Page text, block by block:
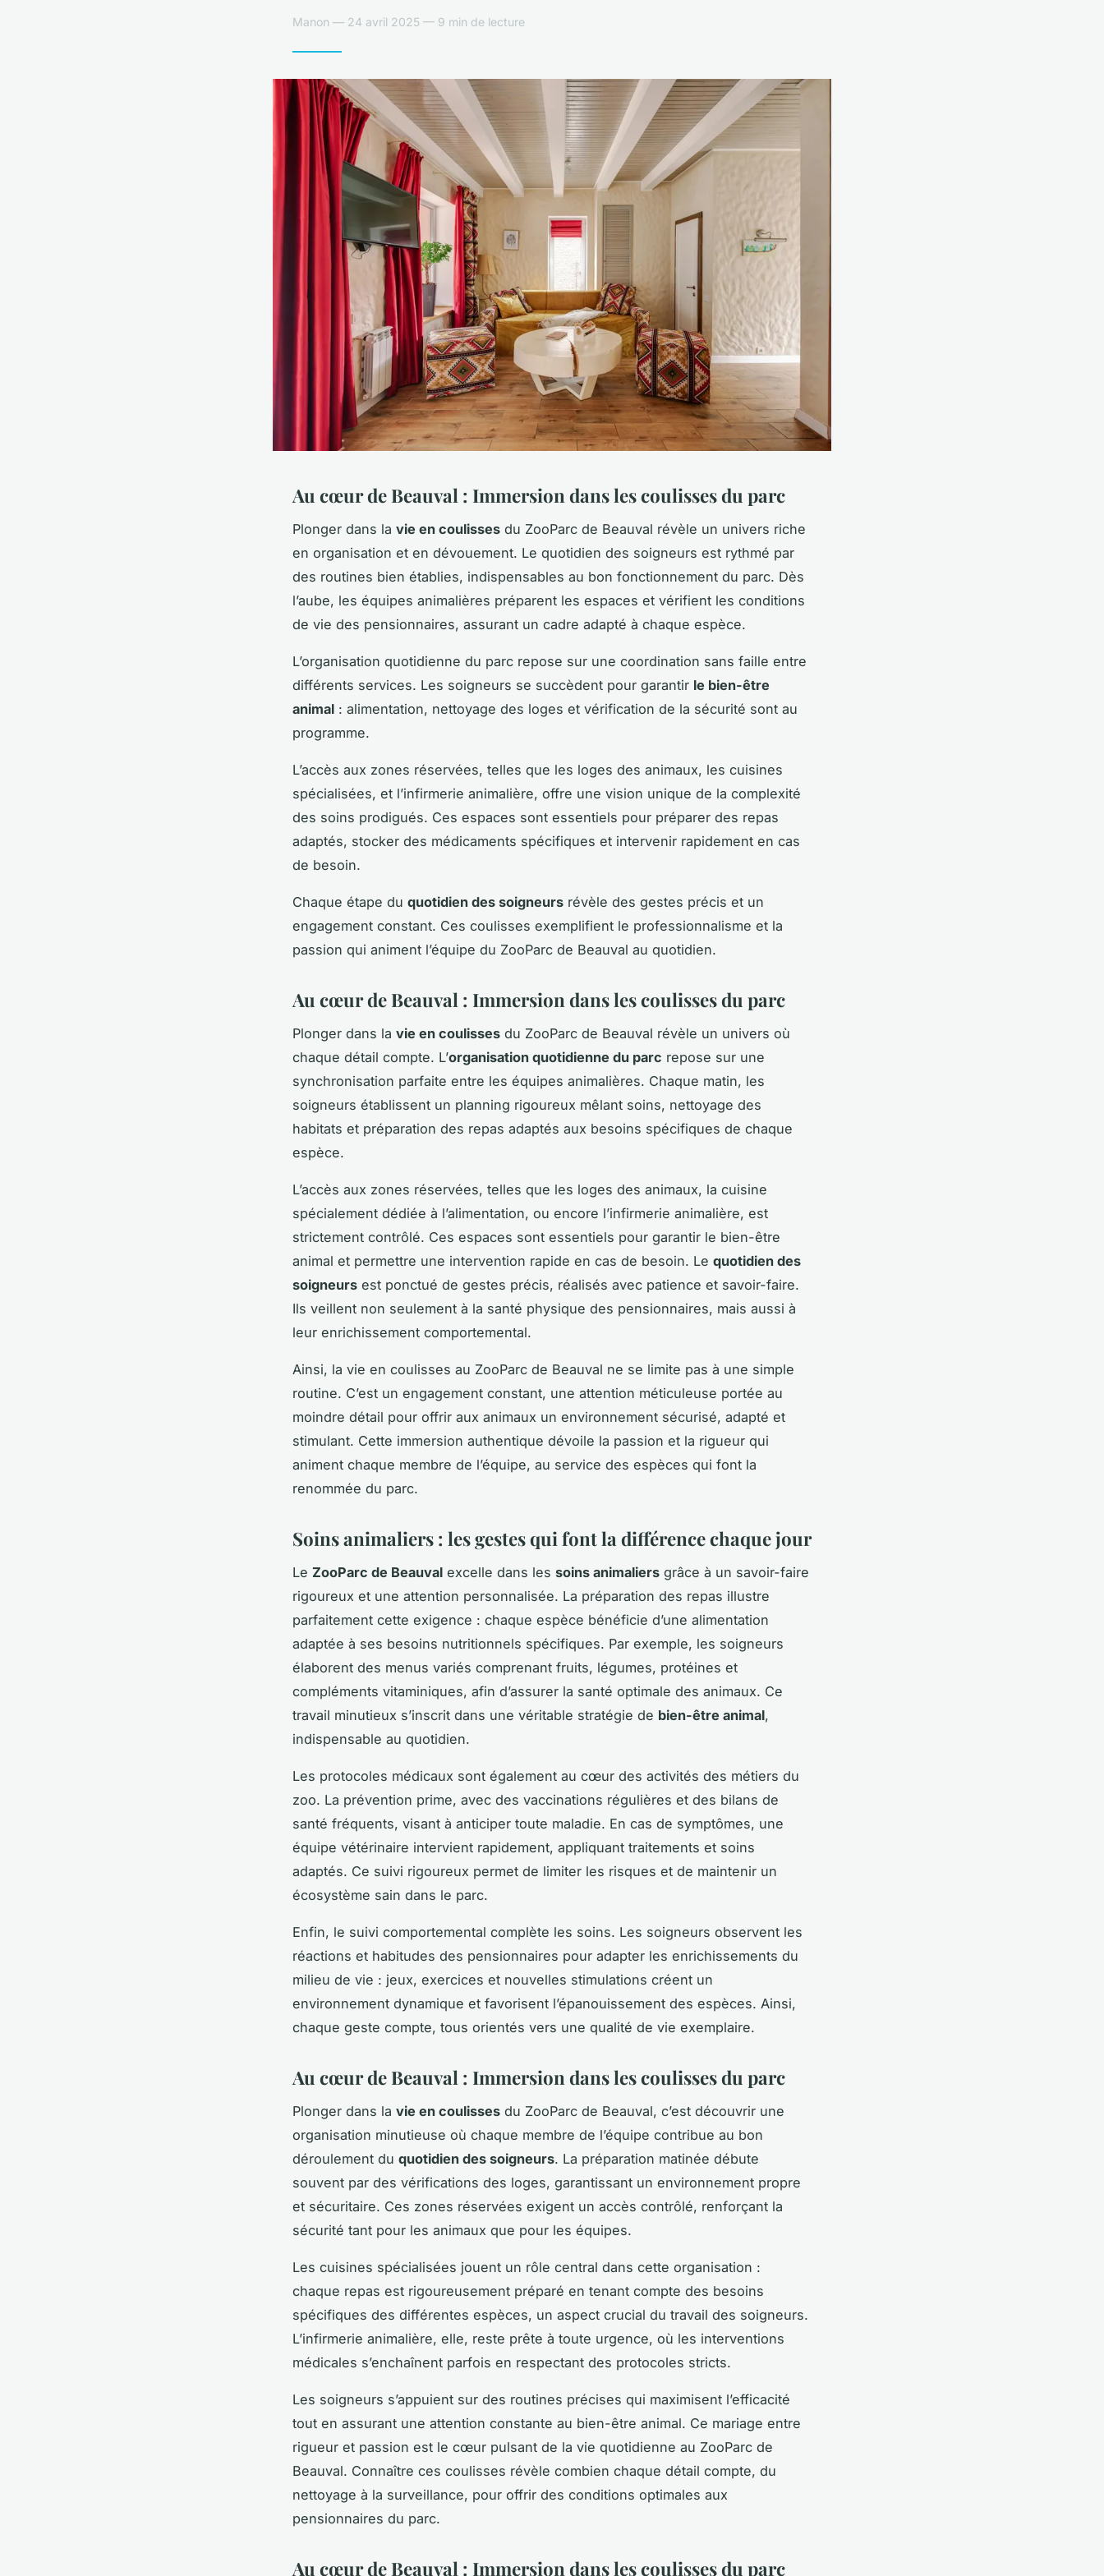
Manon — 24 avril 2025 — 9 min de lecture
Au cœur de Beauval : Immersion dans les coulisses du parc
Plonger dans la vie en coulisses du ZooParc de Beauval révèle un univers riche
en organisation et en dévouement. Le quotidien des soigneurs est rythmé par
des routines bien établies, indispensables au bon fonctionnement du parc. Dès
l’aube, les équipes animalières préparent les espaces et vérifient les conditions
de vie des pensionnaires, assurant un cadre adapté à chaque espèce.
L’organisation quotidienne du parc repose sur une coordination sans faille entre
différents services. Les soigneurs se succèdent pour garantir le bien-être
animal : alimentation, nettoyage des loges et vérification de la sécurité sont au
programme.
L’accès aux zones réservées, telles que les loges des animaux, les cuisines
spécialisées, et l’infirmerie animalière, offre une vision unique de la complexité
des soins prodigués. Ces espaces sont essentiels pour préparer des repas
adaptés, stocker des médicaments spécifiques et intervenir rapidement en cas
de besoin.
Chaque étape du quotidien des soigneurs révèle des gestes précis et un
engagement constant. Ces coulisses exemplifient le professionnalisme et la
passion qui animent l’équipe du ZooParc de Beauval au quotidien.
Au cœur de Beauval : Immersion dans les coulisses du parc
Plonger dans la vie en coulisses du ZooParc de Beauval révèle un univers où
chaque détail compte. L’organisation quotidienne du parc repose sur une
synchronisation parfaite entre les équipes animalières. Chaque matin, les
soigneurs établissent un planning rigoureux mêlant soins, nettoyage des
habitats et préparation des repas adaptés aux besoins spécifiques de chaque
espèce.
L’accès aux zones réservées, telles que les loges des animaux, la cuisine
spécialement dédiée à l’alimentation, ou encore l’infirmerie animalière, est
strictement contrôlé. Ces espaces sont essentiels pour garantir le bien-être
animal et permettre une intervention rapide en cas de besoin. Le quotidien des
soigneurs est ponctué de gestes précis, réalisés avec patience et savoir-faire.
Ils veillent non seulement à la santé physique des pensionnaires, mais aussi à
leur enrichissement comportemental.
Ainsi, la vie en coulisses au ZooParc de Beauval ne se limite pas à une simple
routine. C’est un engagement constant, une attention méticuleuse portée au
moindre détail pour offrir aux animaux un environnement sécurisé, adapté et
stimulant. Cette immersion authentique dévoile la passion et la rigueur qui
animent chaque membre de l’équipe, au service des espèces qui font la
renommée du parc.
Soins animaliers : les gestes qui font la différence chaque jour
Le ZooParc de Beauval excelle dans les soins animaliers grâce à un savoir-faire
rigoureux et une attention personnalisée. La préparation des repas illustre
parfaitement cette exigence : chaque espèce bénéficie d’une alimentation
adaptée à ses besoins nutritionnels spécifiques. Par exemple, les soigneurs
élaborent des menus variés comprenant fruits, légumes, protéines et
compléments vitaminiques, afin d’assurer la santé optimale des animaux. Ce
travail minutieux s’inscrit dans une véritable stratégie de bien-être animal,
indispensable au quotidien.
Les protocoles médicaux sont également au cœur des activités des métiers du
zoo. La prévention prime, avec des vaccinations régulières et des bilans de
santé fréquents, visant à anticiper toute maladie. En cas de symptômes, une
équipe vétérinaire intervient rapidement, appliquant traitements et soins
adaptés. Ce suivi rigoureux permet de limiter les risques et de maintenir un
écosystème sain dans le parc.
Enfin, le suivi comportemental complète les soins. Les soigneurs observent les
réactions et habitudes des pensionnaires pour adapter les enrichissements du
milieu de vie : jeux, exercices et nouvelles stimulations créent un
environnement dynamique et favorisent l’épanouissement des espèces. Ainsi,
chaque geste compte, tous orientés vers une qualité de vie exemplaire.
Au cœur de Beauval : Immersion dans les coulisses du parc
Plonger dans la vie en coulisses du ZooParc de Beauval, c’est découvrir une
organisation minutieuse où chaque membre de l’équipe contribue au bon
déroulement du quotidien des soigneurs. La préparation matinée débute
souvent par des vérifications des loges, garantissant un environnement propre
et sécuritaire. Ces zones réservées exigent un accès contrôlé, renforçant la
sécurité tant pour les animaux que pour les équipes.
Les cuisines spécialisées jouent un rôle central dans cette organisation :
chaque repas est rigoureusement préparé en tenant compte des besoins
spécifiques des différentes espèces, un aspect crucial du travail des soigneurs.
L’infirmerie animalière, elle, reste prête à toute urgence, où les interventions
médicales s’enchaînent parfois en respectant des protocoles stricts.
Les soigneurs s’appuient sur des routines précises qui maximisent l’efficacité
tout en assurant une attention constante au bien-être animal. Ce mariage entre
rigueur et passion est le cœur pulsant de la vie quotidienne au ZooParc de
Beauval. Connaître ces coulisses révèle combien chaque détail compte, du
nettoyage à la surveillance, pour offrir des conditions optimales aux
pensionnaires du parc.
Au cœur de Beauval : Immersion dans les coulisses du parc